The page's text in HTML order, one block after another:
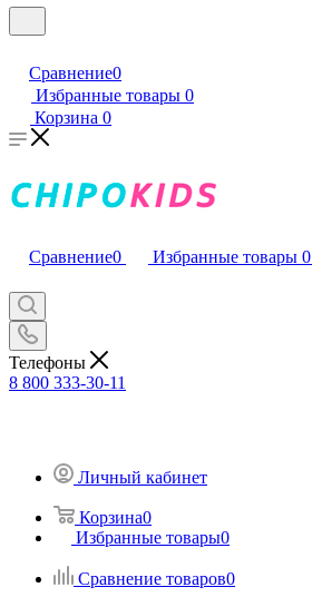
Сравнение0
Избранные товары 0
Корзина 0
Сравнение0 Избранные товары 0
Телефоны
8 800 333-30-11
Личный кабинет
Корзина0
Избранные товары0
Сравнение товаров0